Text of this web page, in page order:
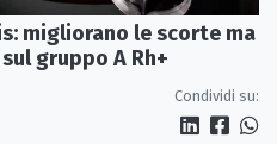
migliorano le scorte ma
gruppo A Rh+
Condividi su: